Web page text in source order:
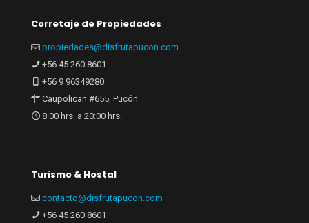
Corretaje de Propiedades
propiedades@disfrutapucon.com
+56 45 260 8601
+56 9 96349280
Caupolican #655, Pucón
8:00 hrs. a 20:00 hrs.
Turismo & Hostal
contacto@disfrutapucon.com
+56 45 260 8601